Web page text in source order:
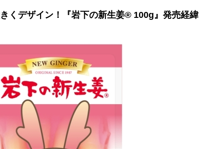
くデザイン！『岩下の新生姜® 100g』発売経緯